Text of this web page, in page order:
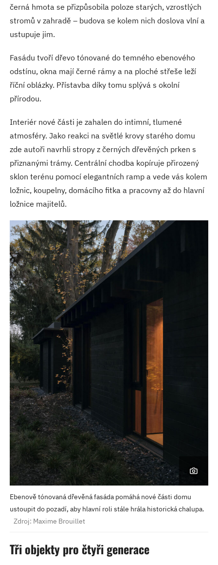
černá hmota se přizpůsobila poloze starých, vzrostlých
stromů v zahradě – budova se kolem nich doslova vlní a
ustupuje jim.
Fasádu tvoří dřevo tónované do temného ebenového
odstínu, okna mají černé rámy a na ploché střeše leží
říční oblázky. Přístavba díky tomu splývá s okolní
přírodou.
Interiér nové části je zahalen do intimní, tlumené
atmosféry. Jako reakci na světlé krovy starého domu
zde autoři navrhli stropy z černých dřevěných prken s
přiznanými trámy. Centrální chodba kopíruje přirozený
sklon terénu pomocí elegantních ramp a vede vás kolem
ložnic, koupelny, domácího fitka a pracovny až do hlavní
ložnice majitelů.
Ebenově tónovaná dřevěná fasáda pomáhá nové části domu
ustoupit do pozadí, aby hlavní roli stále hrála historická chalupa.
Zdroj: Maxime Brouillet
Tři objekty pro čtyři generace